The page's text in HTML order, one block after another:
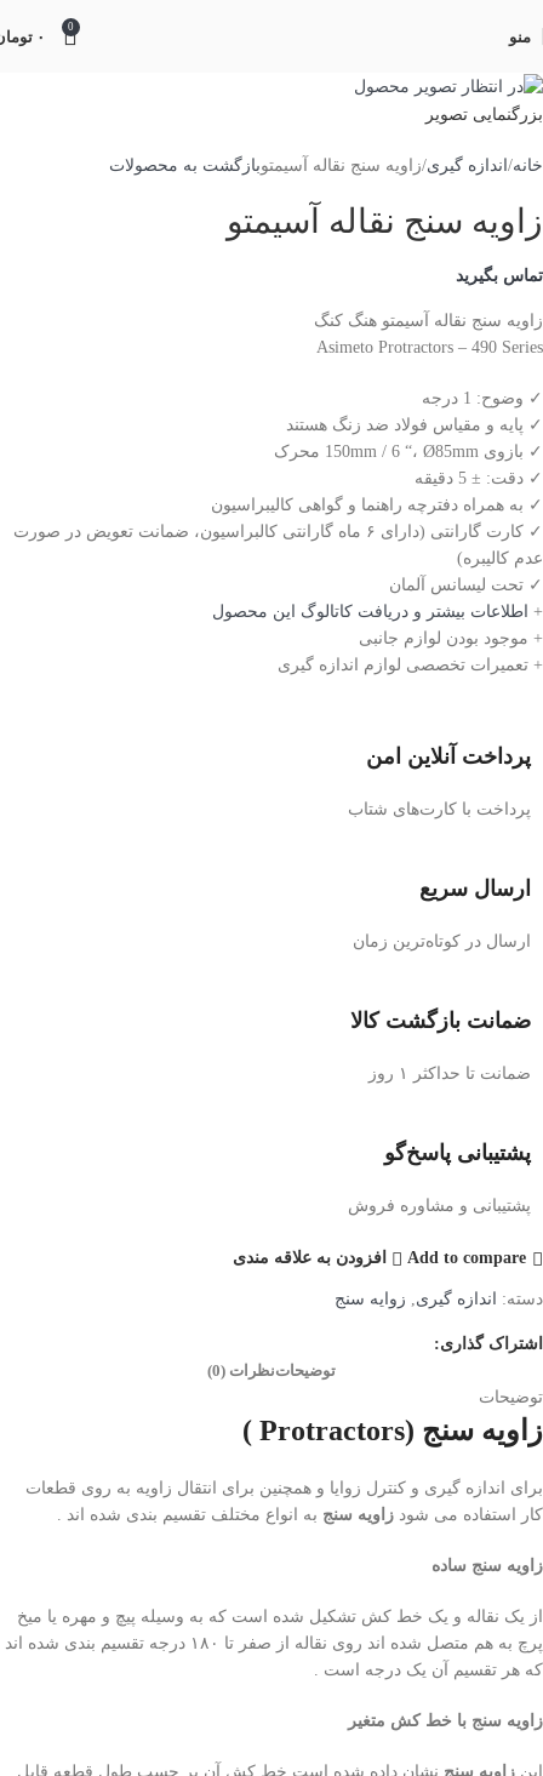
منو
0
۰
بزرگنمایی تصویر
خانه اندازه گیری زاویه سنج نقاله آسیمتوبازگشت به محصولات
زاویه سنج نقاله آسیمتو
تماس بگیرید
زاویه سنج نقاله آسیمتو هنگ کنگ
Asimeto Protractors – 490 Series
✓ وضوح: 1 درجه
✓ پایه و مقیاس فولاد ضد زنگ هستند
✓ بازوی 150mm / 6 “، Ø85mm محرک
✓ دقت: ± 5 دقیقه
✓ به همراه دفترچه راهنما و گواهی کالیبراسیون
✓ کارت گارانتی (دارای ۶ ماه گارانتی کالبراسیون، ضمانت تعویض در صورت
عدم کالیبره)
✓ تحت لیسانس آلمان
+ اطلاعات بیشتر و دریافت کاتالوگ این محصول
+ موجود بودن لوازم جانبی
+ تعمیرات تخصصی لوازم اندازه گیری
پرداخت آنلاین امن
پرداخت با کارت‌های شتاب
ارسال سریع
ارسال در کوتاه‌ترین زمان
ضمانت بازگشت کالا
ضمانت تا حداکثر ۱ روز
پشتیبانی پاسخ‌گو
پشتیبانی و مشاوره فروش
Add to compare افزودن به علاقه مندی
دسته: اندازه گیری زوایه سنج
اشتراک گذاری:
توضیحاتنظرات (0)
توضیحات
زاویه سنج (Protractors )
برای اندازه گیری و کنترل زوایا و همچنین برای انتقال زاویه به روی قطعات
کار استفاده می شود زاویه سنج به انواع مختلف تقسیم بندی شده اند .
زاویه سنج ساده
از یک نقاله و یک خط کش تشکیل شده است که به وسیله پیچ و مهره یا میخ
پرچ به هم متصل شده اند روی نقاله از صفر تا ۱۸۰ درجه تقسیم بندی شده اند
که هر تقسیم آن یک درجه است .
زاویه سنج با خط کش متغیر
این زاویه سنج نشان داده شده است خط کش آن بر حسب طول قطعه قابل